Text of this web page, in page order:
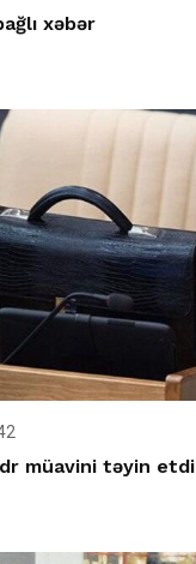
xəbər
müavini təyin etdi